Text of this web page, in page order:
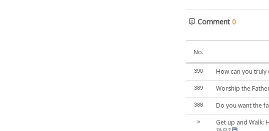
Comment 0
No.
390 How can you truly
389 Worship the
388 Do you want the
»
Get up and Walk: